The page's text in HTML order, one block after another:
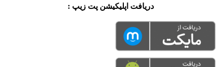
دریافت اپلیکیشن پت زیپ :